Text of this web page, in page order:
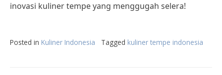
inovasi kuliner tempe yang menggugah selera!
Posted in Kuliner Indonesia Tagged kuliner tempe indonesia